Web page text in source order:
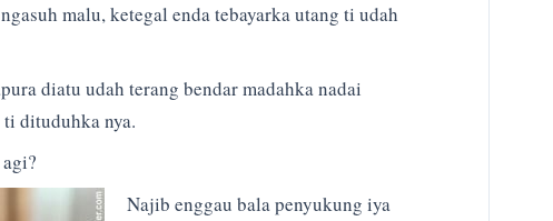
malu, ketegal enda tebayarka utang ti udah
diatu udah terang bendar madahka nadai
dituduhka nya.
Najib enggau bala penyukung iya